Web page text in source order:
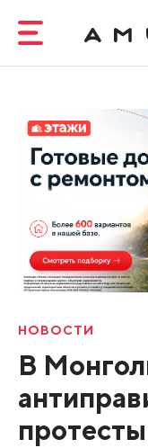
НОВОСТИ
В
протесты